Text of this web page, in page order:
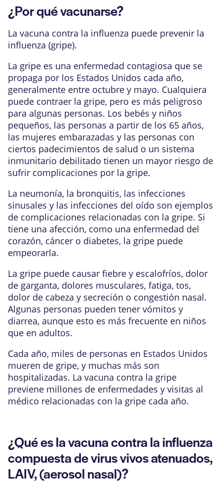
¿Por qué vacunarse?
La vacuna contra la influenza puede prevenir la
influenza (gripe).
La gripe es una enfermedad contagiosa que se
propaga por los Estados Unidos cada año,
generalmente entre octubre y mayo. Cualquiera
puede contraer la gripe, pero es más peligroso
para algunas personas. Los bebés y niños
pequeños, las personas a partir de los 65 años,
las mujeres embarazadas y las personas con
ciertos padecimientos de salud o un sistema
inmunitario debilitado tienen un mayor riesgo de
sufrir complicaciones por la gripe.
La neumonía, la bronquitis, las infecciones
sinusales y las infecciones del oído son ejemplos
de complicaciones relacionadas con la gripe. Si
tiene una afección, como una enfermedad del
corazón, cáncer o diabetes, la gripe puede
empeorarla.
La gripe puede causar fiebre y escalofríos, dolor
de garganta, dolores musculares, fatiga, tos,
dolor de cabeza y secreción o congestión nasal.
Algunas personas pueden tener vómitos y
diarrea, aunque esto es más frecuente en niños
que en adultos.
Cada año, miles de personas en Estados Unidos
mueren de gripe, y muchas más son
hospitalizadas. La vacuna contra la gripe
previene millones de enfermedades y visitas al
médico relacionadas con la gripe cada año.
¿Qué es la vacuna contra la influenza
compuesta de virus vivos atenuados,
LAIV, (aerosol nasal)?